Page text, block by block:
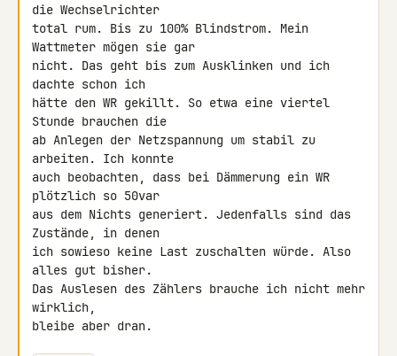
die Wechselrichter
total rum. Bis zu 100% Blindstrom. Mein
Wattmeter mögen sie gar
nicht. Das geht bis zum Ausklinken und ich
dachte schon ich
hätte den WR gekillt. So etwa eine viertel
Stunde brauchen die
ab Anlegen der Netzspannung um stabil zu
arbeiten. Ich konnte
auch beobachten, dass bei Dämmerung ein WR
plötzlich so 50var
aus dem Nichts generiert. Jedenfalls sind das
Zustände, in denen
ich sowieso keine Last zuschalten würde. Also
alles gut bisher.
Das Auslesen des Zählers brauche ich nicht mehr
wirklich,
bleibe aber dran.